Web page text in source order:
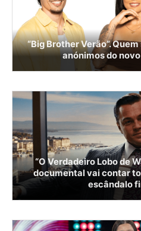
“Big Brother Verão”.
anónimos do
“O Verdadeiro Lobo de
documental vai contar
escândalo